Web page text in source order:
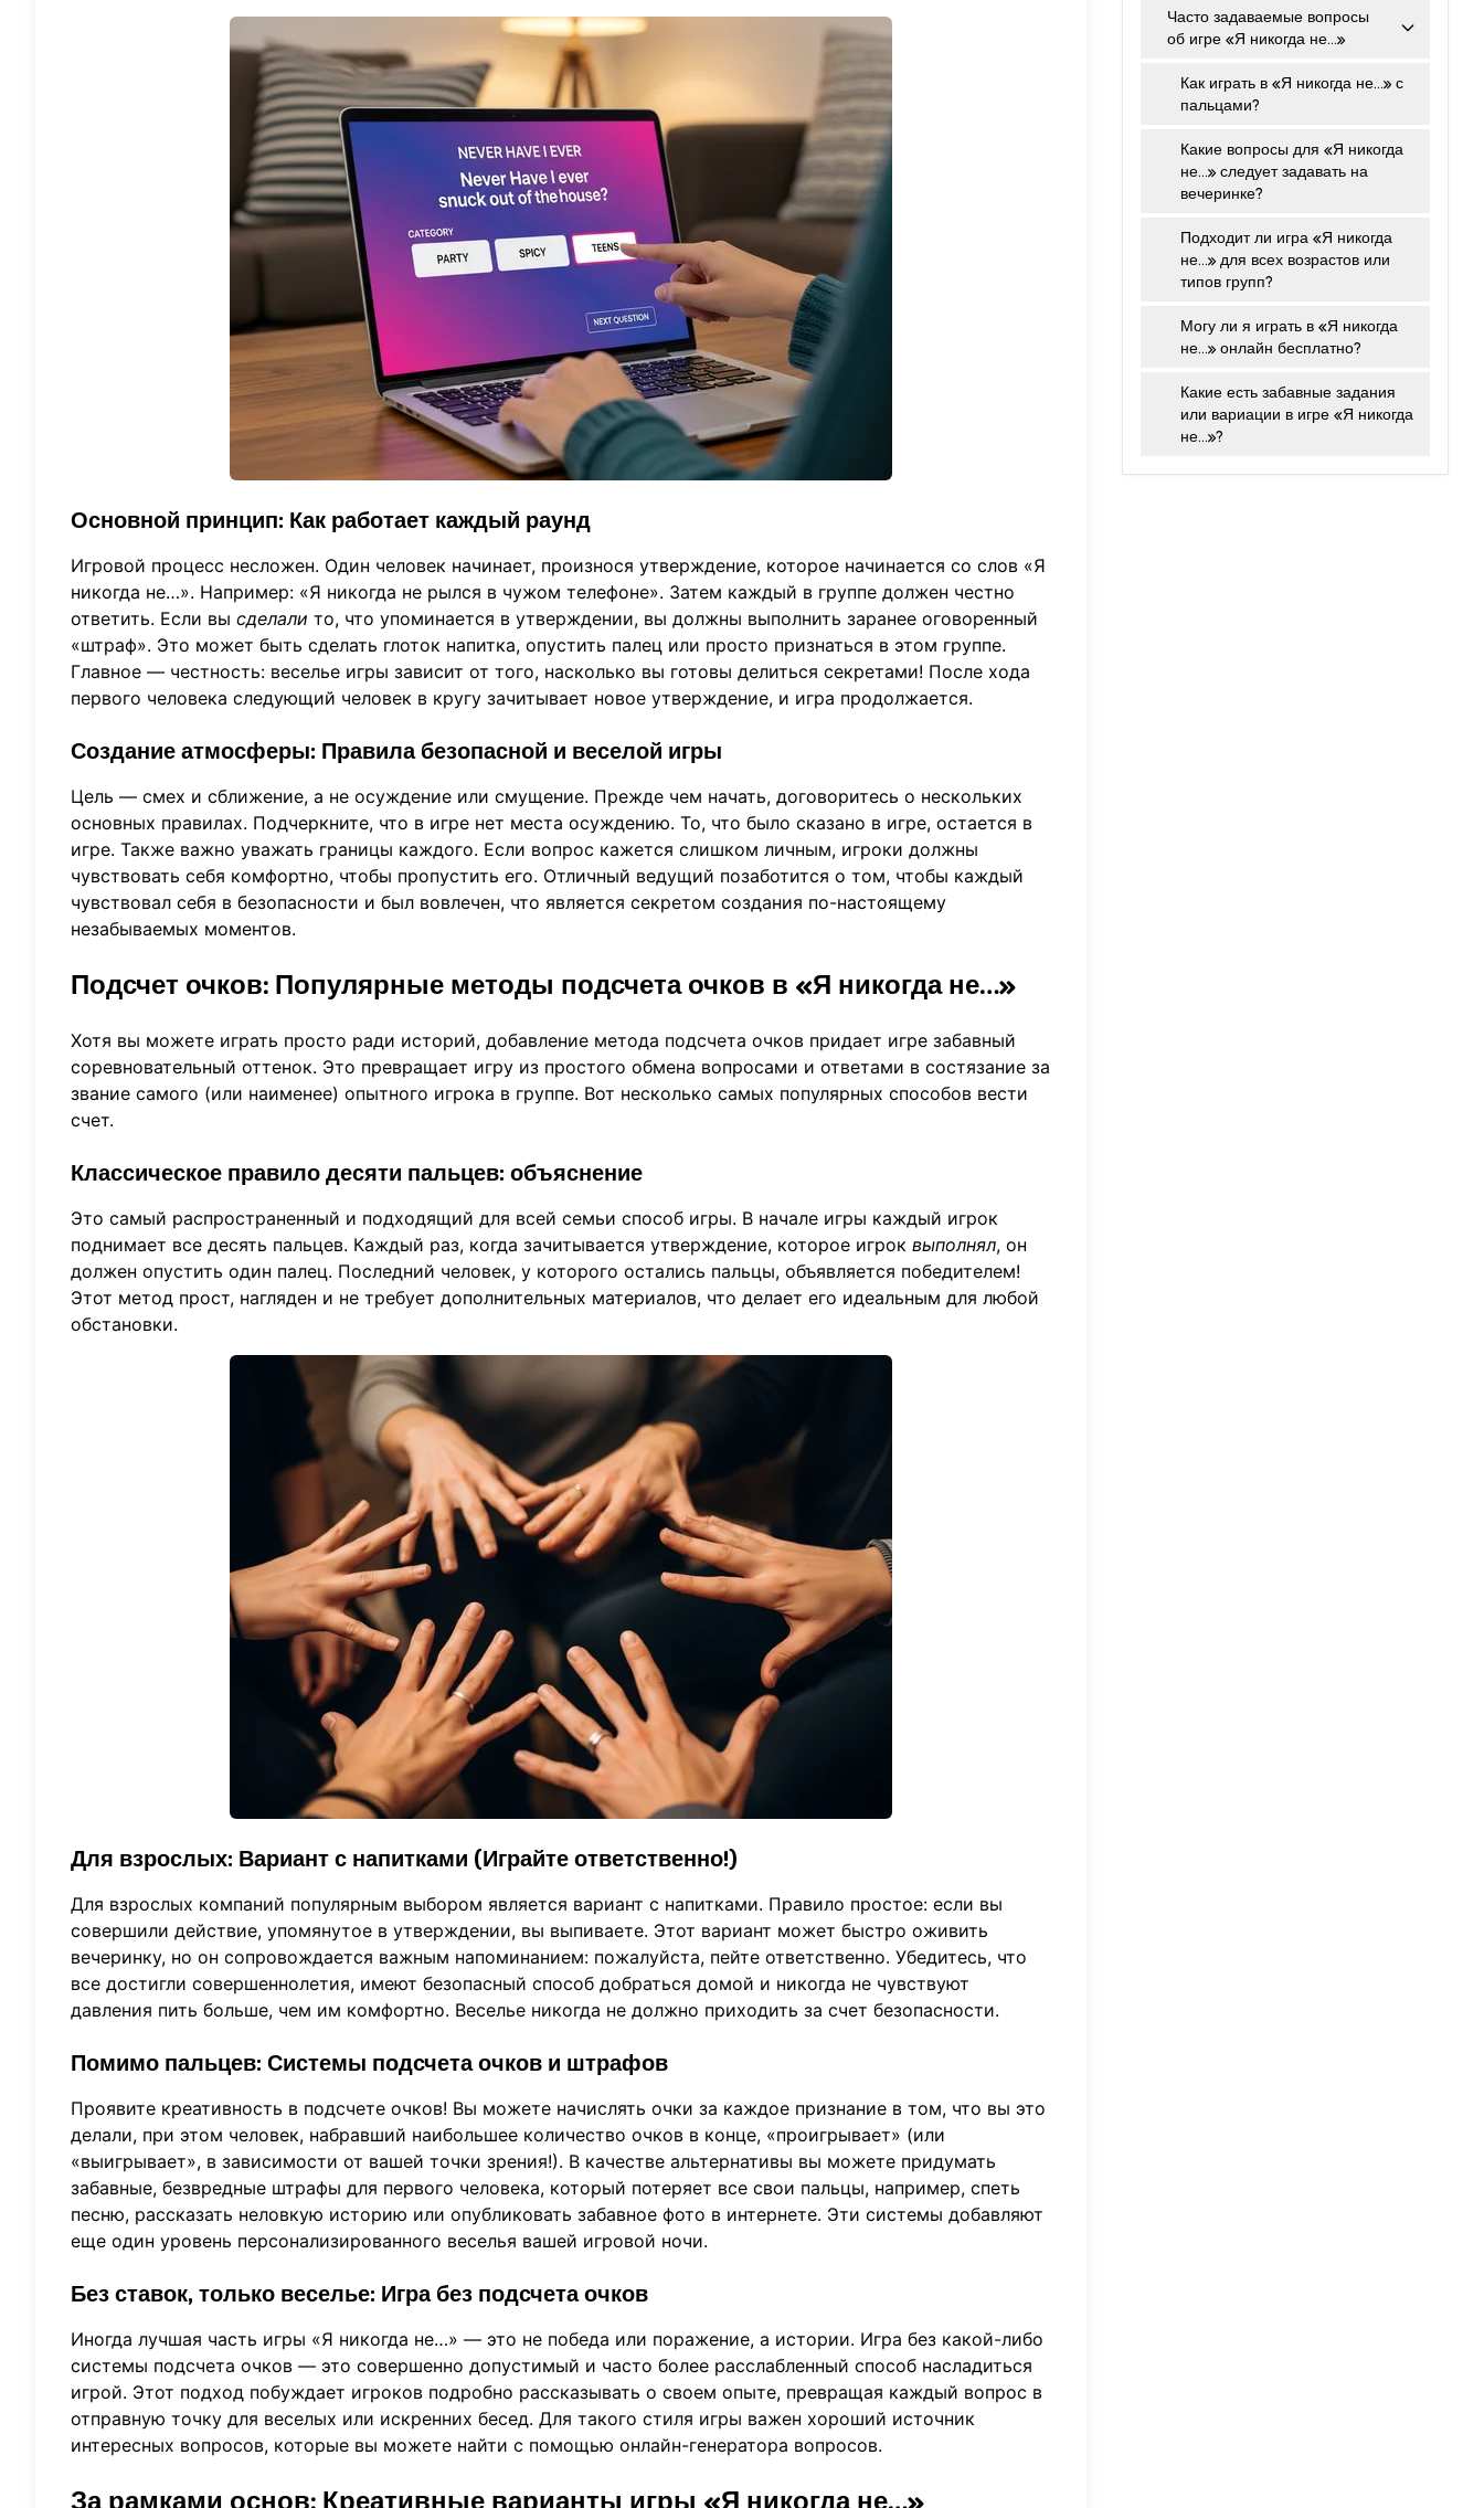
Основной принцип: Как работает каждый раунд
Игровой процесс несложен. Один человек начинает, произнося утверждение, которое начинается со слов «Я
никогда не…». Например: «Я никогда не рылся в чужом телефоне». Затем каждый в группе должен честно
ответить. Если вы сделали то, что упоминается в утверждении, вы должны выполнить заранее оговоренный
«штраф». Это может быть сделать глоток напитка, опустить палец или просто признаться в этом группе.
Главное — честность: веселье игры зависит от того, насколько вы готовы делиться секретами! После хода
первого человека следующий человек в кругу зачитывает новое утверждение, и игра продолжается.
Создание атмосферы: Правила безопасной и веселой игры
Цель — смех и сближение, а не осуждение или смущение. Прежде чем начать, договоритесь о нескольких
основных правилах. Подчеркните, что в игре нет места осуждению. То, что было сказано в игре, остается в
игре. Также важно уважать границы каждого. Если вопрос кажется слишком личным, игроки должны
чувствовать себя комфортно, чтобы пропустить его. Отличный ведущий позаботится о том, чтобы каждый
чувствовал себя в безопасности и был вовлечен, что является секретом создания по-настоящему
незабываемых моментов.
Подсчет очков: Популярные методы подсчета очков в «Я никогда не…»
Хотя вы можете играть просто ради историй, добавление метода подсчета очков придает игре забавный
соревновательный оттенок. Это превращает игру из простого обмена вопросами и ответами в состязание за
звание самого (или наименее) опытного игрока в группе. Вот несколько самых популярных способов вести
счет.
Классическое правило десяти пальцев: объяснение
Это самый распространенный и подходящий для всей семьи способ игры. В начале игры каждый игрок
поднимает все десять пальцев. Каждый раз, когда зачитывается утверждение, которое игрок выполнял, он
должен опустить один палец. Последний человек, у которого остались пальцы, объявляется победителем!
Этот метод прост, нагляден и не требует дополнительных материалов, что делает его идеальным для любой
обстановки.
Для взрослых: Вариант с напитками (Играйте ответственно!)
Для взрослых компаний популярным выбором является вариант с напитками. Правило простое: если вы
совершили действие, упомянутое в утверждении, вы выпиваете. Этот вариант может быстро оживить
вечеринку, но он сопровождается важным напоминанием: пожалуйста, пейте ответственно. Убедитесь, что
все достигли совершеннолетия, имеют безопасный способ добраться домой и никогда не чувствуют
давления пить больше, чем им комфортно. Веселье никогда не должно приходить за счет безопасности.
Помимо пальцев: Системы подсчета очков и штрафов
Проявите креативность в подсчете очков! Вы можете начислять очки за каждое признание в том, что вы это
делали, при этом человек, набравший наибольшее количество очков в конце, «проигрывает» (или
«выигрывает», в зависимости от вашей точки зрения!). В качестве альтернативы вы можете придумать
забавные, безвредные штрафы для первого человека, который потеряет все свои пальцы, например, спеть
песню, рассказать неловкую историю или опубликовать забавное фото в интернете. Эти системы добавляют
еще один уровень персонализированного веселья вашей игровой ночи.
Без ставок, только веселье: Игра без подсчета очков
Иногда лучшая часть игры «Я никогда не…» — это не победа или поражение, а истории. Игра без какой-либо
системы подсчета очков — это совершенно допустимый и часто более расслабленный способ насладиться
игрой. Этот подход побуждает игроков подробно рассказывать о своем опыте, превращая каждый вопрос в
отправную точку для веселых или искренних бесед. Для такого стиля игры важен хороший источник
интересных вопросов, которые вы можете найти с помощью онлайн-генератора вопросов.
За рамками основ: Креативные варианты игры «Я никогда не…»
Часто задаваемые вопросы
об игре «Я никогда не…»
Как играть в «Я никогда не…» с
пальцами?
Какие вопросы для «Я никогда
не…» следует задавать на
вечеринке?
Подходит ли игра «Я никогда
не…» для всех возрастов или
типов групп?
Могу ли я играть в «Я никогда
не…» онлайн бесплатно?
Какие есть забавные задания
или вариации в игре «Я никогда
не…»?